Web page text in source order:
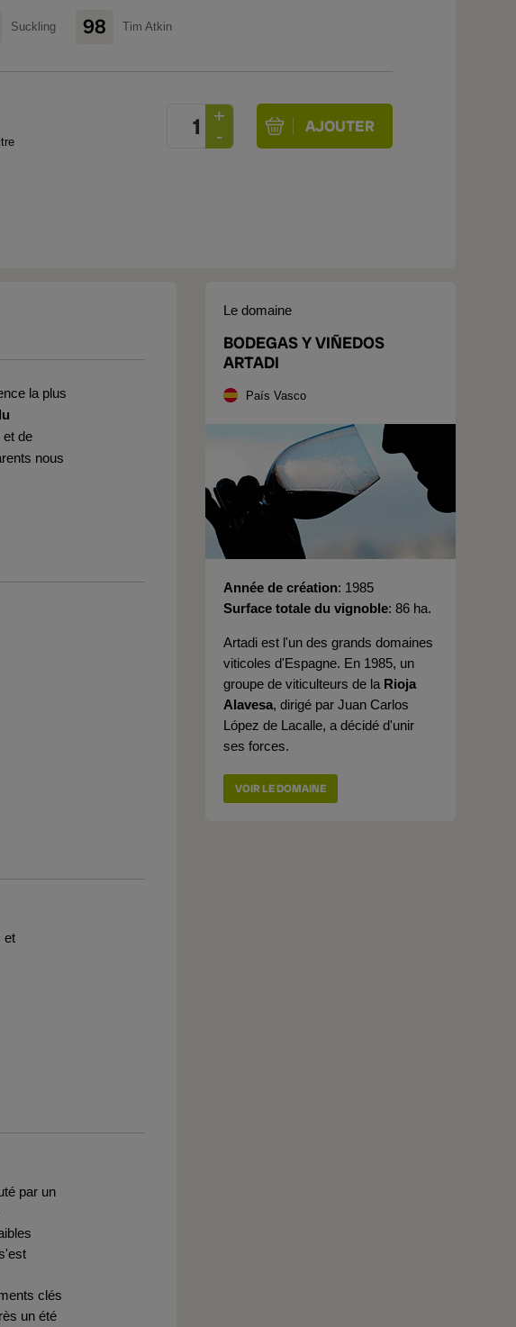
Suckling 98 Tim Atkin
la plus
et de
nous
et
par un
clés
un été
Le domaine
BODEGAS Y VIÑEDOS
ARTADI
País Vasco
Année de création 1985
Surface totale du vignoble 86 ha.
Artadi est l'un des grands domaines
viticoles d'Espagne. En 1985, un
groupe de viticulteurs de la Rioja
Alavesa, dirigé par Juan Carlos
López de Lacalle, a décidé d'unir
ses forces.
VOIR LE DOMAINE